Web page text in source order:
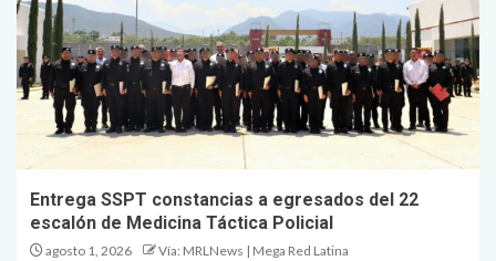
Entrega SSPT constancias a egresados del 22
escalón de Medicina Táctica Policial
agosto 1, 2026 Vía: MRLNews | Mega Red Latina